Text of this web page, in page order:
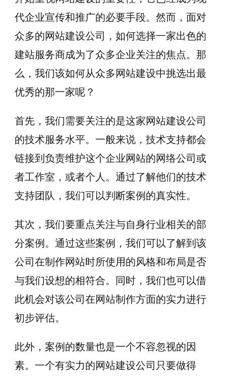
代企业宣传和推广的必要手段。然而，面对
众多的网站建设公司，如何选择一家出色的
建站服务商成为了众多企业关注的焦点。那
么，我们该如何从众多网站建设中挑选出最
优秀的那一家呢？
首先，我们需要关注的是这家网站建设公司
的技术服务水平。一般来说，技术支持都会
链接到负责维护这个企业网站的网络公司或
者工作室，或者个人。通过了解他们的技术
支持团队，我们可以判断案例的真实性。
其次，我们要重点关注与自身行业相关的部
分案例。通过这些案例，我们可以了解到该
公司在制作网站时所使用的风格和布局是否
与我们设想的相符合。同时，我们也可以借
此机会对该公司在网站制作方面的实力进行
初步评估。
此外，案例的数量也是一个不容忽视的因
素。一个有实力的网站建设公司只要做得